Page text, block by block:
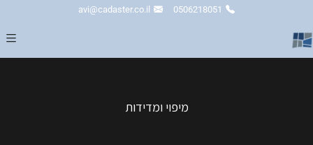
0506218051
avi@cadaster.co.il
מיפוי ומדידות